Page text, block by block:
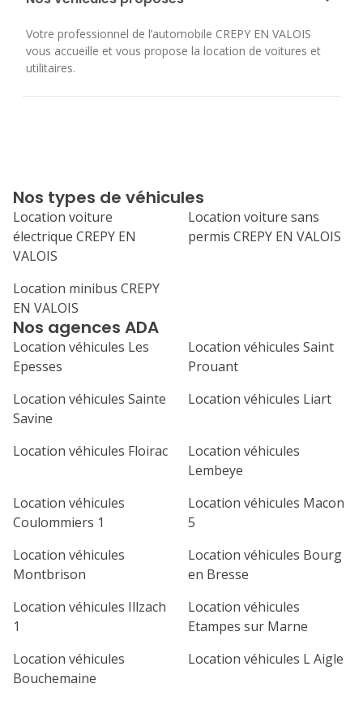
Votre professionnel de l’automobile CREPY EN VALOIS
vous accueille et vous propose la location de voitures et
utilitaires.
Nos agences ADA
Location véhicules Les
Epesses
Location véhicules Saint
Prouant
Location véhicules Sainte
Savine
Location véhicules Liart
Location véhicules Floirac
Location véhicules
Lembeye
Location véhicules
Coulommiers 1
Location véhicules Macon
5
Location véhicules
Montbrison
Location véhicules Bourg
en Bresse
Location véhicules Illzach
1
Location véhicules
Etampes sur Marne
Location véhicules
Bouchemaine
Location véhicules L Aigle
Nos types de véhicules
Location voiture
électrique CREPY EN
VALOIS
Location voiture sans
permis CREPY EN VALOIS
Location minibus CREPY
EN VALOIS